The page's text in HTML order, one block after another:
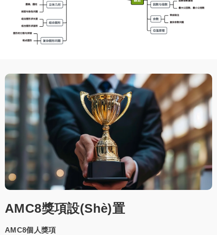
AMC8獎項設(shè)置
AMC8個人獎項